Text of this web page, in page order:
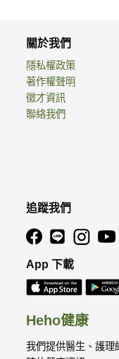
Heho健康
我們提供醫生、護理
關於我們
隱私權政策
著作權聲明
徵才資訊
聯絡我們
追蹤我們
App 下載